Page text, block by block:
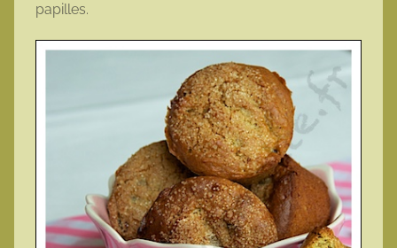
papilles.